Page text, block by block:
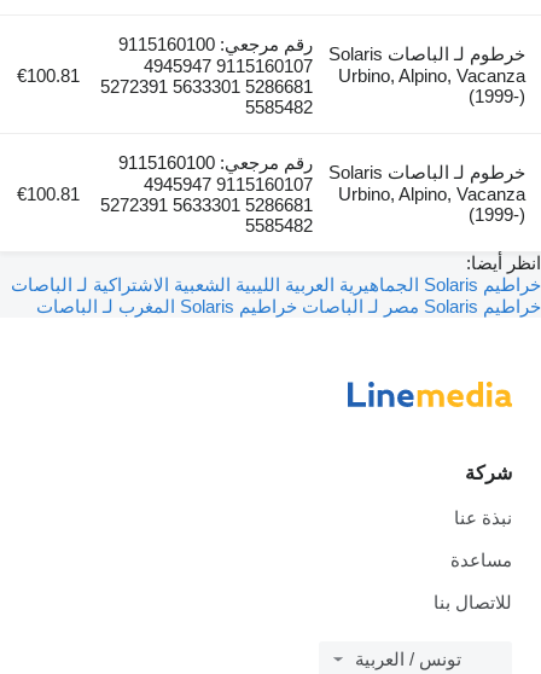
خرطوم لـ الباصات Solaris
Urbino, Alpino, Vacanza
(1999-)
رقم مرجعي: 9115160100
9115160107 4945947
5286681 5633301 5272391
5585482
€100.81
خرطوم لـ الباصات Solaris
Urbino, Alpino, Vacanza
(1999-)
رقم مرجعي: 9115160100
9115160107 4945947
5286681 5633301 5272391
5585482
€100.81
انظر أيضا:
خراطيم Solaris الجماهيرية العربية الليبية الشعبية الاشتراكية لـ الباصات
خراطيم Solaris مصر لـ الباصات
خراطيم Solaris المغرب لـ الباصات
شركة
نبذة عنا
مساعدة
للاتصال بنا
تونس / العربية